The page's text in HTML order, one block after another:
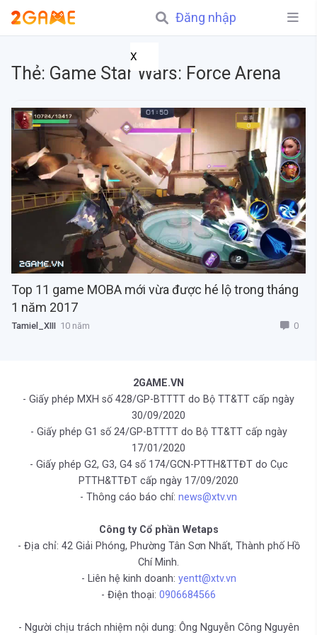
Đăng nhập
X
Thẻ: Game Star Wars: Force Arena
Top 11 game MOBA mới vừa được hé lộ trong tháng
1 năm 2017
Tamiel_XIII 10 năm 0
2GAME.VN
- Giấy phép MXH số 428/GP-BTTTT do Bộ TT&TT cấp ngày
30/09/2020
- Giấy phép G1 số 24/GP-BTTTT do Bộ TT&TT cấp ngày
17/01/2020
- Giấy phép G2, G3, G4 số 174/GCN-PTTH&TTĐT do Cục
PTTH&TTĐT cấp ngày 17/09/2020
- Thông cáo báo chí: news@xtv.vn
Công ty Cổ phần Wetaps
- Địa chỉ: 42 Giải Phóng, Phường Tân Sơn Nhất, Thành phố Hồ
Chí Minh.
- Liên hệ kinh doanh: yentt@xtv.vn
- Điện thoại: 0906684566
- Người chịu trách nhiệm nội dung: Ông Nguyễn Công Nguyên